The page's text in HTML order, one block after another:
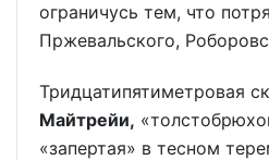
ограничусь тем, что
Пржевальского,
Тридцатипятиметровая
Майтрейи,
«запертая» в тесном